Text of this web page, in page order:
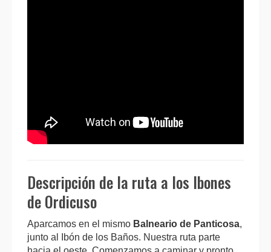
Descripción de la ruta a los Ibones
de Ordicuso
Aparcamos en el mismo Balneario de Panticosa,
junto al Ibón de los Baños. Nuestra ruta parte